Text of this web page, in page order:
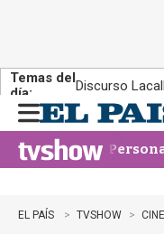
Temas del
día:
Discurso
n
u
EL PAÍS TVSHOW CINE